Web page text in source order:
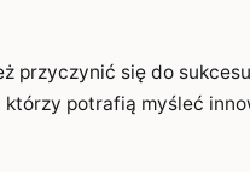
przyczynić się do
potrafią myśleć